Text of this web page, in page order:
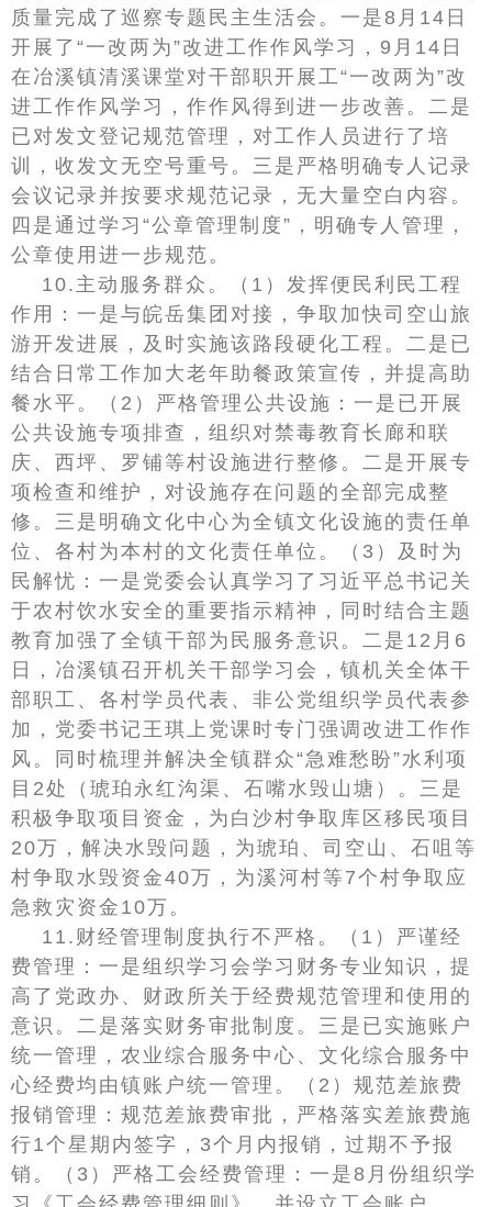
质量完成了巡察专题民主生活会。一是8月14日
开展了“一改两为”改进工作作风学习，9月14日
在冶溪镇清溪课堂对干部职开展工“一改两为”改
进工作作风学习，作作风得到进一步改善。二是
已对发文登记规范管理，对工作人员进行了培
训，收发文无空号重号。三是严格明确专人记录
会议记录并按要求规范记录，无大量空白内容。
四是通过学习“公章管理制度”，明确专人管理，
公章使用进一步规范。
10.主动服务群众。（1）发挥便民利民工程
作用：一是与皖岳集团对接，争取加快司空山旅
游开发进展，及时实施该路段硬化工程。二是已
结合日常工作加大老年助餐政策宣传，并提高助
餐水平。（2）严格管理公共设施：一是已开展
公共设施专项排查，组织对禁毒教育长廊和联
庆、西坪、罗铺等村设施进行整修。二是开展专
项检查和维护，对设施存在问题的全部完成整
修。三是明确文化中心为全镇文化设施的责任单
位、各村为本村的文化责任单位。（3）及时为
民解忧：一是党委会认真学习了习近平总书记关
于农村饮水安全的重要指示精神，同时结合主题
教育加强了全镇干部为民服务意识。二是12月6
日，冶溪镇召开机关干部学习会，镇机关全体干
部职工、各村学员代表、非公党组织学员代表参
加，党委书记王琪上党课时专门强调改进工作作
风。同时梳理并解决全镇群众“急难愁盼”水利项
目2处（琥珀永红沟渠、石嘴水毁山塘）。三是
积极争取项目资金，为白沙村争取库区移民项目
20万，解决水毁问题，为琥珀、司空山、石咀等
村争取水毁资金40万，为溪河村等7个村争取应
急救灾资金10万。
11.财经管理制度执行不严格。（1）严谨经
费管理：一是组织学习会学习财务专业知识，提
高了党政办、财政所关于经费规范管理和使用的
意识。二是落实财务审批制度。三是已实施账户
统一管理，农业综合服务中心、文化综合服务中
心经费均由镇账户统一管理。（2）规范差旅费
报销管理：规范差旅费审批，严格落实差旅费施
行1个星期内签字，3个月内报销，过期不予报
销。（3）严格工会经费管理：一是8月份组织学